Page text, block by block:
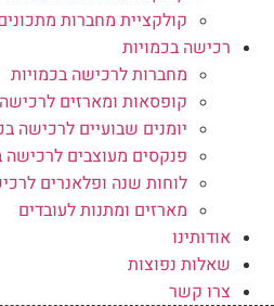
קולקציית מחברות
רכישה בכמויות
מחברות לרכישה בכמויות
קופסאות ומארזים
יומנים שבועיים לרכישה
פנקסים מעוצבים לרכישה
לוחות שנה ופלאנרים
מארזים ומתנות לעובדים
אודותינו
שאלות נפוצות
צרו קשר